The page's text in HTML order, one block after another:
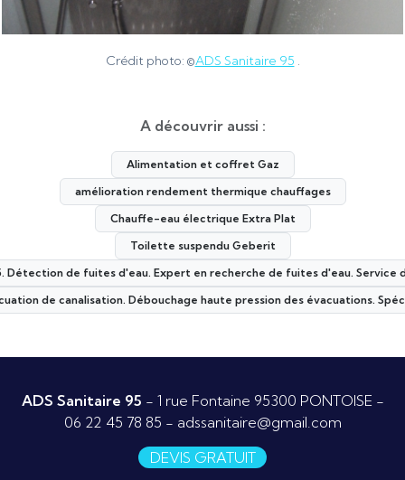
Crédit photo: ©ADS Sanitaire 95 .
A découvrir aussi :
Alimentation et coffret Gaz
amélioration rendement thermique chauffages
Chauffe-eau électrique Extra Plat
Toilette suspendu Geberit
Détection de fuites d'eau. Expert en recherche de fuites d'eau. Service
de canalisation. Débouchage haute pression des
ADS Sanitaire 95 - 1 rue Fontaine 95300 PONTOISE -
06 22 45 78 85 - adssanitaire@gmail.com
DEVIS GRATUIT